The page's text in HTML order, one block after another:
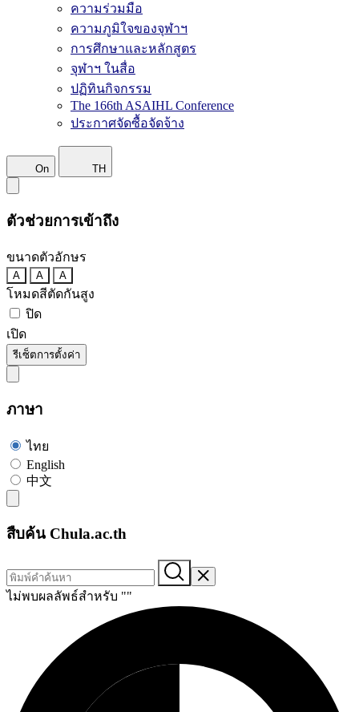
ความร่วมมือ
ความภูมิใจของจุฬาฯ
การศึกษาและหลักสูตร
จุฬาฯ ในสื่อ
ปฏิทินกิจกรรม
The 166th ASAIHL Conference
ประกาศจัดซื้อจัดจ้าง
On TH
ตัวช่วยการเข้าถึง
ขนาดตัวอักษร
A A A
โหมดสีตัดกันสูง
ปิด
เปิด
รีเซ็ตการตั้งค่า
ภาษา
ไทย
English
中文
สืบค้น Chula.ac.th
ไม่พบผลลัพธ์สำหรับ ""